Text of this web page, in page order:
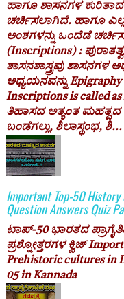
ಹಾಗೂ ಶಾಸನಗಳ ಕುರಿತಾದ
ಚರ್ಚಿಸಲಾಗಿದೆ. ಹಾಗೂ
ಅಂಶಗಳನ್ನು ಒಂದೆಡೆ
(Inscriptions) :
ಶಾಸನಶಾಸ್ತ್ರವು
ಅಧ್ಯಯನವನ್ನು
Inscriptions is called
ತಿಹಾಸದ ಅತ್ಯಂತ
ಬಂಡೆಗಲ್ಲು, ಶಿಲಾಸ್ಥಂಭ, ಶಿ...
Important Top-50
Question Answers Quiz
ಟಾಪ್-50 ಭಾರತದ
ಪ್ರಶ್ನೋತ್ತರಗಳ ಕ್ವಿಜ್
Prehistoric cultures in
05 in Kannada